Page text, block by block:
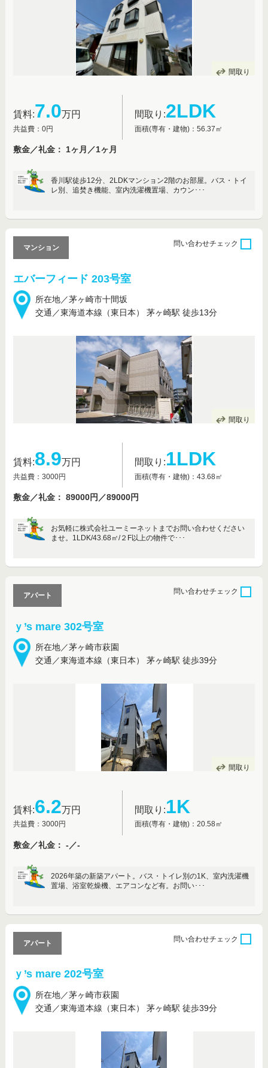
間取り
賃料:7.0万円
共益費：0円
間取り:2LDK
面積(専有・建物)：56.37㎡
敷金／礼金： 1ヶ月／1ヶ月
香川駅徒歩12分、2LDKマンション2階のお部屋。バス・トイ
レ別、追焚き機能、室内洗濯機置場、カウン･･･
エバーフィード 203号室
所在地／茅ヶ崎市十間坂
交通／東海道本線（東日本） 茅ヶ崎駅 徒歩13分
マンション
問い合わせチェック
間取り
賃料:8.9万円
共益費：3000円
間取り:1LDK
面積(専有・建物)：43.68㎡
敷金／礼金： 89000円／89000円
お気軽に株式会社ユーミーネットまでお問い合わせください
ませ。1LDK/43.68㎡/２F以上の物件で･･･
ｙ’s mare 302号室
所在地／茅ヶ崎市萩園
交通／東海道本線（東日本） 茅ヶ崎駅 徒歩39分
アパート
問い合わせチェック
間取り
賃料:6.2万円
共益費：3000円
間取り:1K
面積(専有・建物)：20.58㎡
敷金／礼金： -／-
2026年築の新築アパート。バス・トイレ別の1K、室内洗濯機
置場、浴室乾燥機、エアコンなど有。お問い･･･
ｙ’s mare 202号室
所在地／茅ヶ崎市萩園
交通／東海道本線（東日本） 茅ヶ崎駅 徒歩39分
アパート
問い合わせチェック